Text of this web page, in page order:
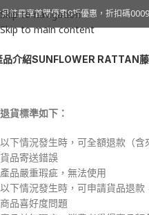
Skip to navigation
Skip to main content
註冊享首購優惠9折優惠，折扣碼0009
品介紹SUNFLOWER RATTAN
退款和
退貨標準如下：
以下情況發生時，可全額退款（含
貨品寄送錯誤
產品嚴重瑕疵，無法使用
以下情況發生時，可申請貨品退款
商品喜好度問題